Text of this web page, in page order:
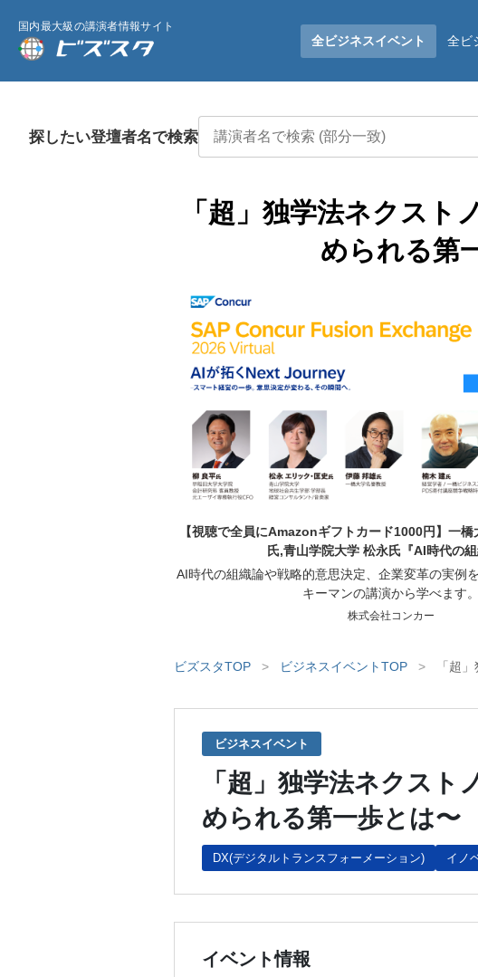
国内最大級の講演者情報サイト
全ビジネスイベント 全ビ
探したい登壇者名で検索
「超」独学法ネクス
められる第
【視聴で全員にAmazonギフトカード1000円】一
氏,青山学院大学 松永氏『AI時代の組
AI時代の組織論や戦略的意思決定、企業変革の実例
キーマンの講演から学べます。
株式会社コンカー
ビズスタTOP > ビジネスイベントTOP > 「超
ビジネスイベント
「超」独学法ネクス
められる第一歩とは〜
DX(デジタルトランスフォーメーション) イノ
イベント情報